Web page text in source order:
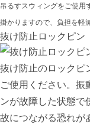
吊るすスウィングをご使用
掛かりますので、負担を軽
抜け防止ロックピン
抜け防止のロックピ
ご使用ください。振
ンが故障した状態で
故につながる恐れが